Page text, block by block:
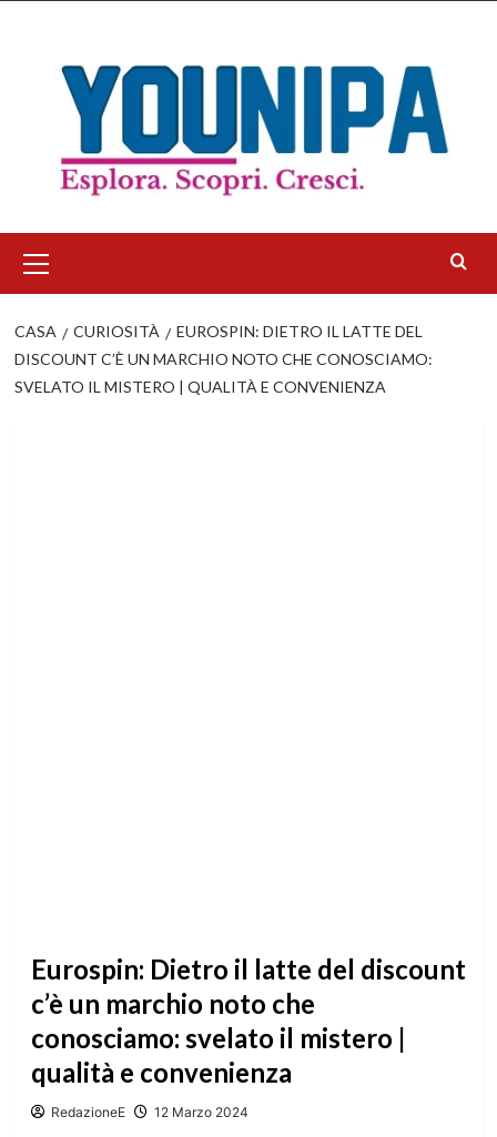
contenuto
principale
CASA CURIOSITÀ
EUROSPIN: DIETRO IL LATTE DEL
DISCOUNT C’È UN MARCHIO NOTO CHE CONOSCIAMO:
SVELATO IL MISTERO | QUALITÀ E CONVENIENZA
Eurospin: Dietro il latte del discount
c’è un marchio noto che
conosciamo: svelato il mistero |
qualità e convenienza
RedazioneE 12 Marzo 2024